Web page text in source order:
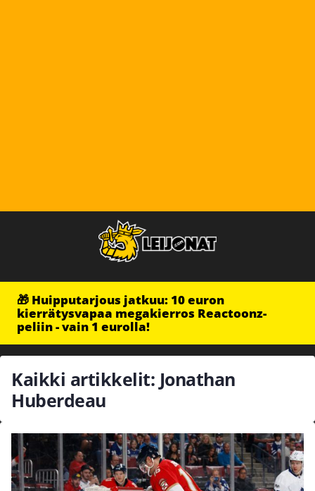
🎁 Huipputarjous jatkuu: 10 euron
kierrätysvapaa megakierros Reactoonz-
peliin - vain 1 eurolla!
Kaikki artikkelit: Jonathan
Huberdeau